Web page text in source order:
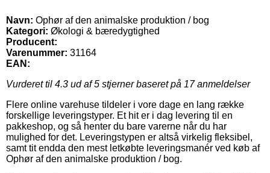
Navn: Ophør af den animalske produktion / bog
Kategori: Økologi & bæredygtighed
Producent:
Varenummer: 31164
EAN:
Vurderet til 4.3 ud af 5 stjerner baseret på 17anmeldelser
Flere online varehuse tildeler i vore dage en lang række
forskellige leveringstyper. Et hit er i dag levering til en
pakkeshop, og så henter du bare varerne når du har
mulighed for det. Leveringstypen er altså virkelig fleksibel,
samt tit endda den mest letkøbte leveringsmanér ved køb af
Ophør af den animalske produktion / bog.